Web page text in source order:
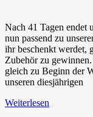
Nach 41 Tagen
nun passend zu
ihr beschenkt werdet,
Zubehör zu
gleich zu Beginn der
unseren diesjährigen
Weiterlesen